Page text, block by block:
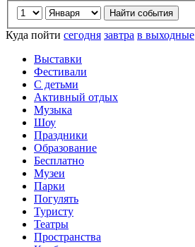
Куда пойти сегодня завтра в выходные
Выставки
Фестивали
С детьми
Активный отдых
Музыка
Шоу
Праздники
Образование
Бесплатно
Музеи
Парки
Погулять
Туристу
Театры
Пространства